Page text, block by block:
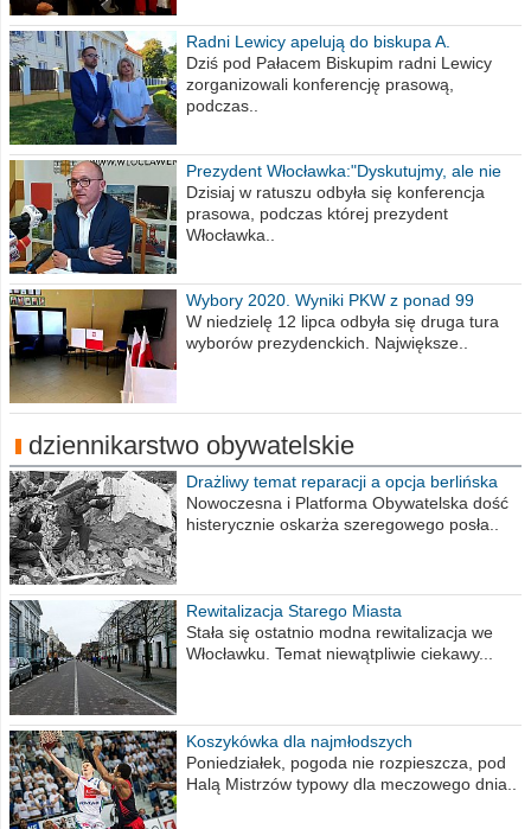
Radni Lewicy apelują do biskupa A.
Wiesława Meringa
Dziś pod Pałacem Biskupim radni Lewicy
zorganizowali konferencję prasową,
podczas..
Prezydent Włocławka:"Dyskutujmy, ale nie
obrażajmy się”
Dzisiaj w ratuszu odbyła się konferencja
prasowa, podczas której prezydent
Włocławka..
Wybory 2020. Wyniki PKW z ponad 99
procent obwodów
W niedzielę 12 lipca odbyła się druga tura
wyborów prezydenckich. Największe..
dziennikarstwo obywatelskie
Drażliwy temat reparacji a opcja berlińska
Nowoczesna i Platforma Obywatelska dość
histerycznie oskarża szeregowego posła..
Rewitalizacja Starego Miasta
Stała się ostatnio modna rewitalizacja we
Włocławku. Temat niewątpliwie ciekawy...
Koszykówka dla najmłodszych
Poniedziałek, pogoda nie rozpieszcza, pod
Halą Mistrzów typowy dla meczowego dnia..